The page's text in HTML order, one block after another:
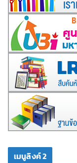
เมนูลิงค์ 2